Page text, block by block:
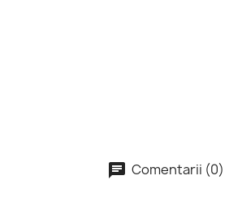
Comentarii (0)